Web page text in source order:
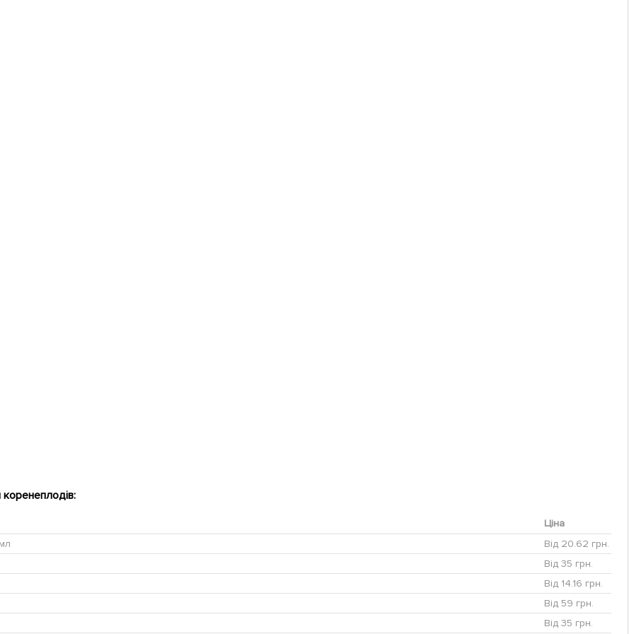
коренеплодів:
Ціна
Від 20.62 грн.
Від 35 грн.
Від 14.16 грн.
Від 59 грн.
Від 35 грн.